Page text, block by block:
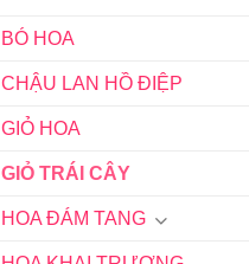
BÓ HOA
CHẬU LAN HỒ ĐIỆP
GIỎ HOA
GIỎ TRÁI CÂY
HOA ĐÁM TANG